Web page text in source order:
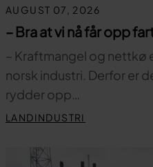
AUGUST 07, 2026
– Bra at vi nå får opp
– Kraftmangel og nettkø
norsk industri. Derfor er
rydder opp…
LANDINDUSTRI